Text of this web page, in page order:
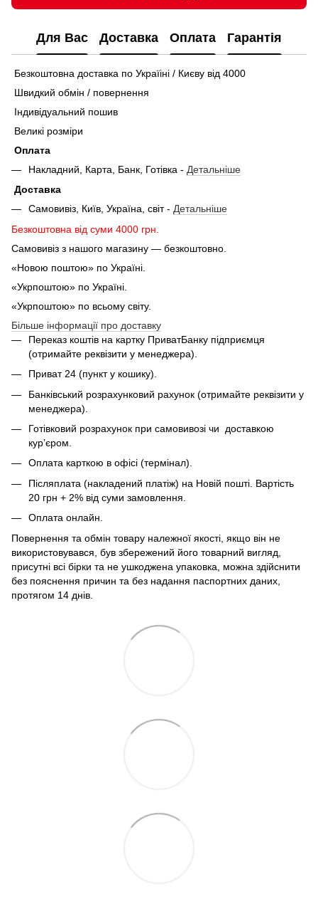
Для Вас Доставка Оплата Гарантія
Безкоштовна доставка по Україіні / Києву від 4000
Швидкий обмін / повернення
Індивідуальний пошив
Великі розміри
Оплата
Накладний, Карта, Банк, Готівка - Детальніше
Доставка
Самовивіз, Київ, Україна, світ - Детальніше
Безкоштовна від суми 4000 грн.
Самовивіз з нашого магазину — безкоштовно.
«Новою поштою» по Україні.
«Укрпоштою» по Україні.
«Укрпоштою» по всьому світу.
Більше інформації про доставку
Переказ коштів на картку ПриватБанку підприємця
(отримайте реквізити у менеджера).
Приват 24 (пункт у кошику).
Банківський розрахунковий рахунок (отримайте реквізити у
менеджера).
Готівковий розрахунок при самовивозі чи доставкою
кур’єром.
Оплата карткою в офісі (термінал).
Післяплата (накладений платіж) на Новій пошті. Вартість
20 грн + 2% від суми замовлення.
Оплата онлайн.
Повернення та обмін товару належної якості, якщо він не
використовувався, був збережений його товарний вигляд,
присутні всі бірки та не ушкоджена упаковка, можна здійснити
без пояснення причин та без надання паспортних даних,
протягом 14 днів.